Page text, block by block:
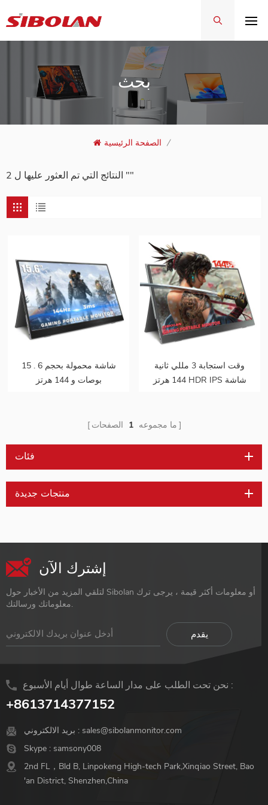
بحث
الصفحة الرئيسية /
2 النتائج التي تم العثور عليها ل ""
15 . شاشة محمولة بحجم 6
بوصات و 144 هرتز
وقت استجابة 3 مللي ثانية
144 هرتز HDR IPS شاشة
ما مجموعه 1 الصفحات
فئات
منتجات جديدة
إشترك الآن
لتلقي المزيد من الأخبار حول Sibolan أو معلومات أكثر قيمة ، يرجى ترك
معلوماتك ورسالتك.
نحن تحت الطلب على مدار الساعة طوال أيام الأسبوع :
+8613714377152
بريد الالكتروني : sales@sibolanmonitor.com
Skype : samsony008
2nd FL，Bld B, Linpokeng High-tech Park,Xinqiao Street, Bao
'an District, Shenzhen,China